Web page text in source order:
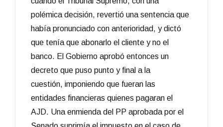
polémica decisión, revertió una sentencia que
había pronunciado con anterioridad, y dictó
que tenía que abonarlo el cliente y no el
banco. El Gobierno aprobó entonces un
decreto que puso punto y final a la
cuestión, imponiendo que fueran las
entidades financieras quienes pagaran el
AJD. Una enmienda del PP aprobada por el